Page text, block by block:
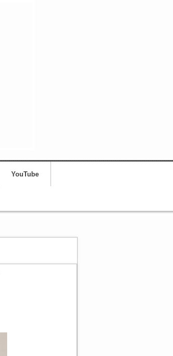
YouTube